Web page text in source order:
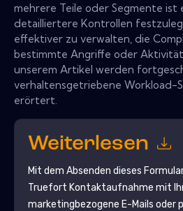
mehrere Teile oder Segmente ist
detailliertere Kontrollen
effektiver zu verwalten, die
bestimmte Angriffe oder
unserem Artikel werden
verhaltensgetriebene Workload-
erörtert.
Weiterlesen
Mit dem Absenden dieses
Truefort Kontaktaufnahme mit
marketingbezogene E-Mails oder